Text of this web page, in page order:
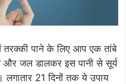
तरक्की पाने के लिए आप एक तांबे
जल डालकर इस पानी से सूर्य
लगातार 21 दिनों तक ये उपाय